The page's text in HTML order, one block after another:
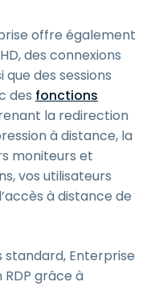
offre également
des connexions
des sessions
des fonctions
la redirection
à distance, la
moniteurs et
vos utilisateurs
à distance de
standard, Enterprise
grâce à